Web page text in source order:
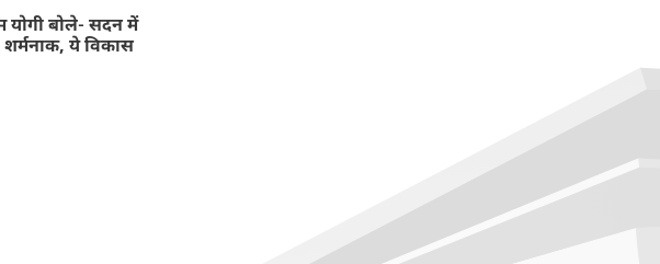
योगी बोले- सदन में
ये विकास